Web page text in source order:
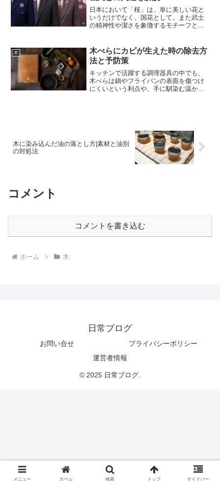
日本において「桜」は、単に美しい花と
いうだけでなく、国花として、また武士
の精神性や潔さを象徴するモチーフとし
特定の職業や公的機関において、その権
威、身分、そして誇りを示す...
木
木べらにカビが生えた時の除去方
法と予防策
キッチンで活躍する調理器具の中でも、
木べらは鍋やフライパンの表面を傷つけ
にくいという利点や、手に馴染む温かみ
木に染み込んだ油の落とし方|素材と油別
の対処法
コメント
コメントを書き込む
ホーム 木
日常ブログ
お問い合せ
プライバシーポリシー
運営者情報
© 2025 日常ブログ.
メニュー ホーム 検索 トップ サイドバー